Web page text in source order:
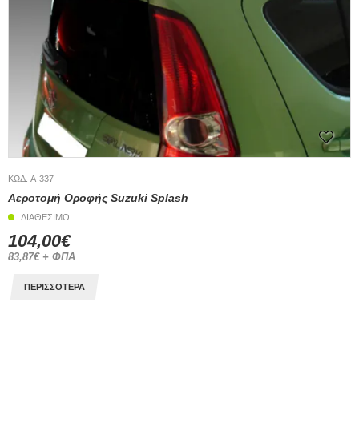
ΚΩΔ. A-337
Αεροτομή Οροφής Suzuki Splash
ΔΙΑΘΕΣΙΜΟ
104,00€
83,87€ + ΦΠΑ
ΠΕΡΙΣΣΟΤΕΡΑ